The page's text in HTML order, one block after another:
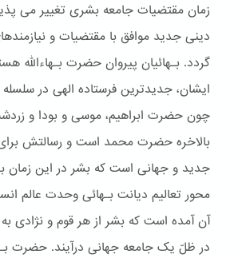
زمان مقتضیات جامعه بشری تغییر می
دینی جدید موافق با مقتضیات و
گردد. بـهائیان پیروان حضرت بـهاءالله
ایشان، جدیدترین فرستاده الهی در
چون حضرت ابراهیم، موسی و بودا و
بالاخره حضرت محمد است و رسالتش
جدید و جهانی است که بشر در این زمان
محور تعالیم دیانت بـهائی وحدت عالم
آن آمده است که بشر از هر قوم و نژادی
در ظلّ یک جامعه جهانی درآیند. حضرت